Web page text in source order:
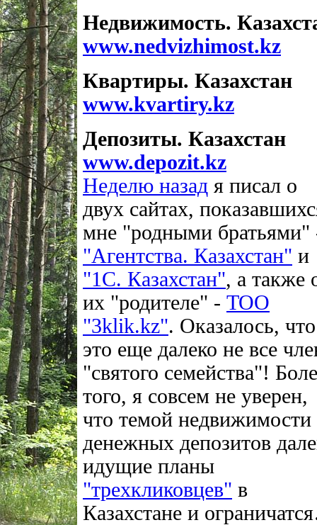
Недвижимость.
www.nedvizhimost.kz
Квартиры. Казахстан
www.kvartiry.kz
Депозиты. Казахстан
www.depozit.kz
Неделю назад я писал о
двух сайтах,
мне "родными братьями"
"Агентства. Казахстан" и
"1С. Казахстан", а также
их "родителе" - TOO
"3klik.kz". Оказалось, что
это еще далеко не все
"святого семейства"!
того, я совсем не уверен,
что темой недвижимости
денежных депозитов
идущие планы
"трехкликовцев" в
Казахстане и